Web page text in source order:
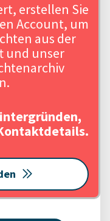
erstellen Sie
Account, um
aus der
und unser